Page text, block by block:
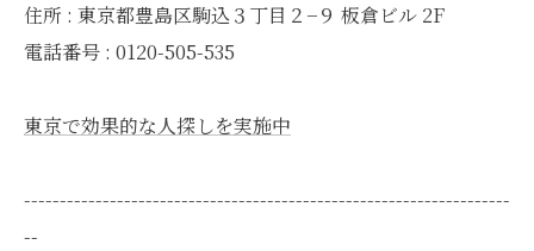
住所 : 東京都豊島区駒込３丁目２−９ 板倉ビル 2F
電話番号 : 0120-505-535
東京で効果的な人探しを実施中
--------------------------------------------------------------------
--